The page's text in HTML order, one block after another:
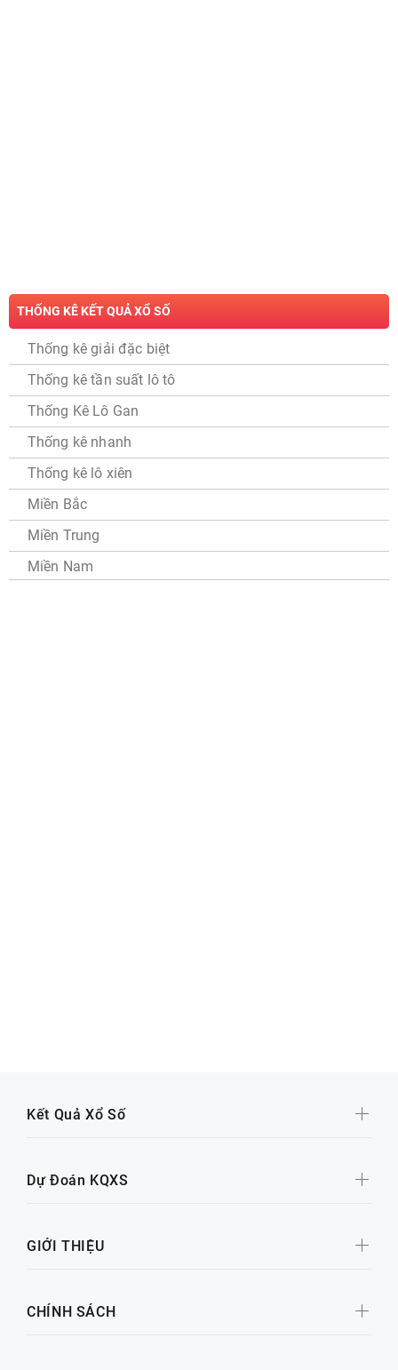
THỐNG KÊ KẾT QUẢ XỔ SỐ
Thống kê giải đặc biệt
Thống kê tần suất lô tô
Thống Kê Lô Gan
Thống kê nhanh
Thống kê lô xiên
Miền Bắc
Miền Trung
Miền Nam
Kết Quả Xổ Số
Dự Đoán KQXS
GIỚI THIỆU
CHÍNH SÁCH